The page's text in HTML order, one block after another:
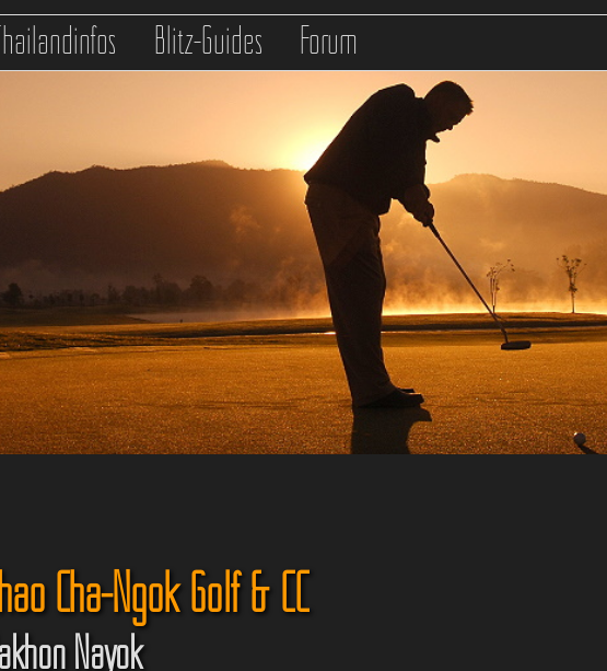
Blitz-Guides Forum
Cha-Ngok Golf & CC
Nayok